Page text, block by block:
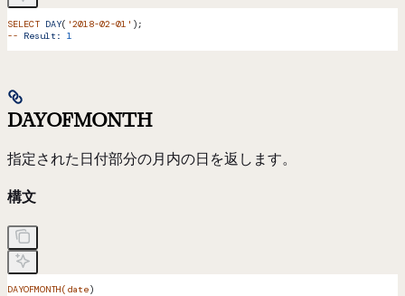
SELECT DAY( '2018-02-01' );
-- Result: 1
DAYOFMONTH
指定された日付部分の月内の日を返します。
構文
DAYOFMONTH(date)